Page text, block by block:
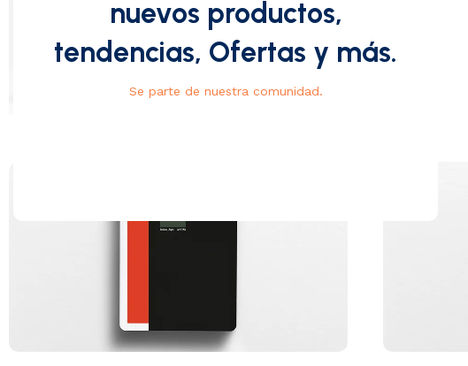
nuevos productos,
tendencias, Ofertas y más.
Se parte de nuestra comunidad.